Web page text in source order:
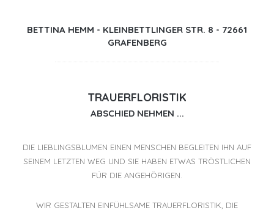
BETTINA HEMM - KLEINBETTLINGER STR. 8 - 72661
GRAFENBERG
TRAUERFLORISTIK
ABSCHIED NEHMEN ...
DIE LIEBLINGSBLUMEN EINEN MENSCHEN BEGLEITEN IHN AUF
SEINEM LETZTEN WEG UND SIE HABEN ETWAS TRÖSTLICHEN
FÜR DIE ANGEHÖRIGEN.
WIR GESTALTEN EINFÜHLSAME TRAUERFLORISTIK, DIE